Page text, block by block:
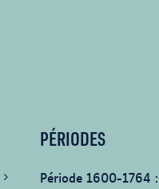
PÉRIODES
Période 1600-1764